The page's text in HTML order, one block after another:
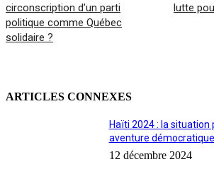
circonscription d’un parti
politique comme Québec
solidaire ?
lutte
ARTICLES CONNEXES
Haïti 2024 : la situation
aventure démocratique
12 décembre 2024